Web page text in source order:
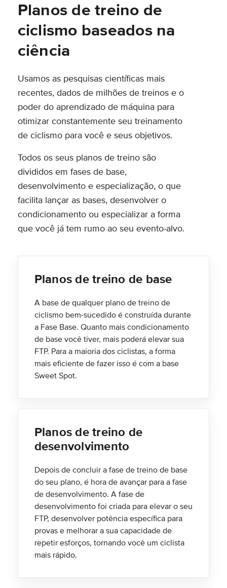
Planos de treino de
ciclismo baseados na
ciência
Usamos as pesquisas científicas mais
recentes, dados de milhões de treinos e o
poder do aprendizado de máquina para
otimizar constantemente seu treinamento
de ciclismo para você e seus objetivos.
Todos os seus planos de treino são
divididos em fases de base,
desenvolvimento e especialização, o que
facilita lançar as bases, desenvolver o
condicionamento ou especializar a forma
que você já tem rumo ao seu evento-alvo.
Planos de treino de base
A base de qualquer plano de treino de
ciclismo bem-sucedido é construída durante
a Fase Base. Quanto mais condicionamento
de base você tiver, mais poderá elevar sua
FTP. Para a maioria dos ciclistas, a forma
mais eficiente de fazer isso é com a base
Sweet Spot.
Planos de treino de
desenvolvimento
Depois de concluir a fase de treino de base
do seu plano, é hora de avançar para a fase
de desenvolvimento. A fase de
desenvolvimento foi criada para elevar o seu
FTP, desenvolver potência específica para
provas e melhorar a sua capacidade de
repetir esforços, tornando você um ciclista
mais rápido.